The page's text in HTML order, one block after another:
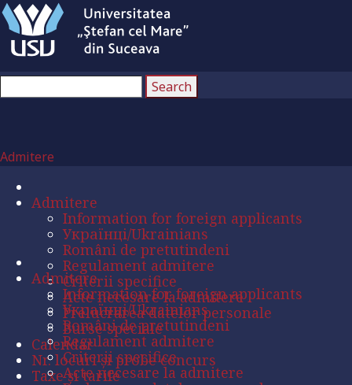
Admitere
Admitere
Information for foreign applicants
Українці/Ukrainians
Români de pretutindeni
Regulament admitere
Criterii specifice
Acte necesare la admitere
Prelucrarea datelor personale
Burse speciale
Calendar
Nr. locuri și probe concurs
Taxe și tarife
Admitere
Information for foreign applicants
Українці/Ukrainians
Români de pretutindeni
Regulament admitere
Criterii specifice
Acte necesare la admitere